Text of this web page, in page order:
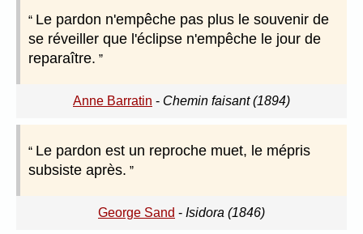
Le pardon n'empêche pas plus le souvenir de
se réveiller que l'éclipse n'empêche le jour de
reparaître.
Anne Barratin - Chemin faisant (1894)
Le pardon est un reproche muet, le mépris
subsiste après.
George Sand - Isidora (1846)